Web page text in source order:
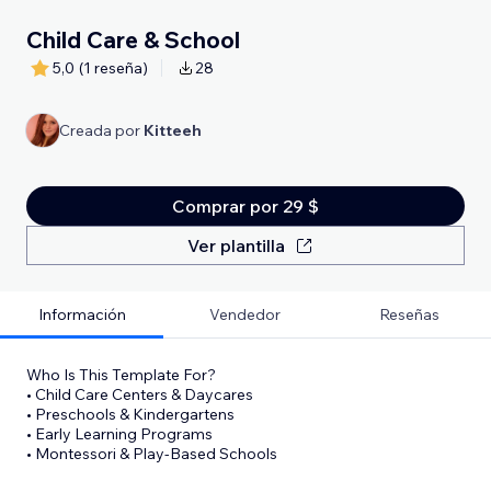
Child Care & School
5,0 (1 reseña) 28
Creada por Kitteeh
Comprar por 29 $
Ver plantilla
Información Vendedor Reseñas
Who Is This Template For?
• Child Care Centers & Daycares
• Preschools & Kindergartens
• Early Learning Programs
• Montessori & Play-Based Schools